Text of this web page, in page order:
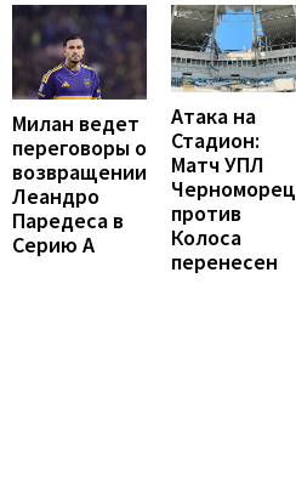
Милан ведет
переговоры о
возвращении
Леандро
Паредеса в
Серию А
Атака на
Стадион:
Матч УПЛ
Черноморец
против
Колоса
перенесен